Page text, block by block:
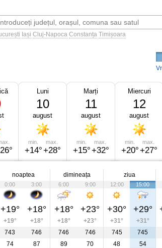
Iași Cluj-Napoca Constanța Timișoara
Luni
10
august
min.
+14°
max.
+28°
Marți
11
august
min.
+15°
max.
+32°
Miercuri
12
august
min.
+20°
max.
+27°
noaptea dimineața ziua
0:00 3:00 6:00 9:00 12:00 15:00
+19° +18° +18° +23° +30° +29°
+19° +18° +18° +23° +31° +31°
743
746 746 746 745 745
74
87 89 70 48 54